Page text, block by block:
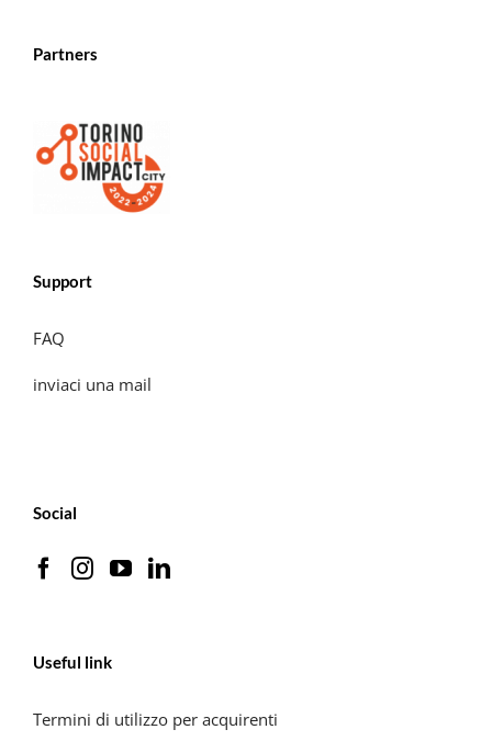
Partners
Support
FAQ
inviaci una mail
Social
Useful link
Termini di utilizzo per acquirenti